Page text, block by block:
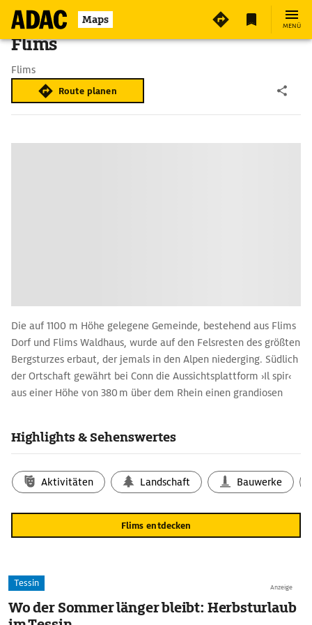
Maps MENÜ
Flims
Flims
Route planen
Die auf 1100 m Höhe gelegene Gemeinde, bestehend aus Flims
Dorf und Flims Waldhaus, wurde auf den Felsresten des größten
Bergsturzes erbaut, der jemals in den Alpen niederging. Südlich
der Ortschaft gewährt bei Conn die Aussichtsplattform ›Il spir‹
aus einer Höhe von 380 m über dem Rhein einen grandiosen
die grandiose Ruinaulta. Es hat sich mit den Nachbarorten Laax
mit rund 220 Pistenkilometern zu den größten
Wintersportgebieten Graubündens. Im Sommer ist diese Region
mit insgesamt 330 km Trails ein Paradies für Mountainbiker.
Highlights & Sehenswertes
Aktivitäten Landschaft Bauwerke
Flims entdecken
Anzeige
Tessin
Wo der Sommer länger bleibt: Herbsturlaub